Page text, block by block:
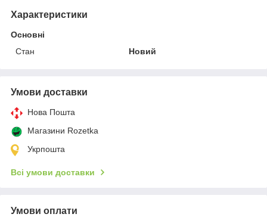
Характеристики
Основні
Стан
Новий
Умови доставки
Нова Пошта
Магазини Rozetka
Укрпошта
Всі умови доставки
Умови оплати